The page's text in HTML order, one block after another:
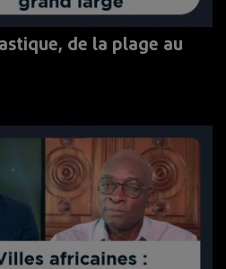
de la plage au